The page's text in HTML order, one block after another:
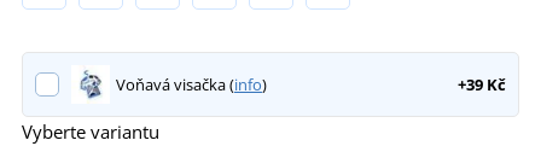
Voňavá visačka (info) +39 Kč
Vyberte variantu